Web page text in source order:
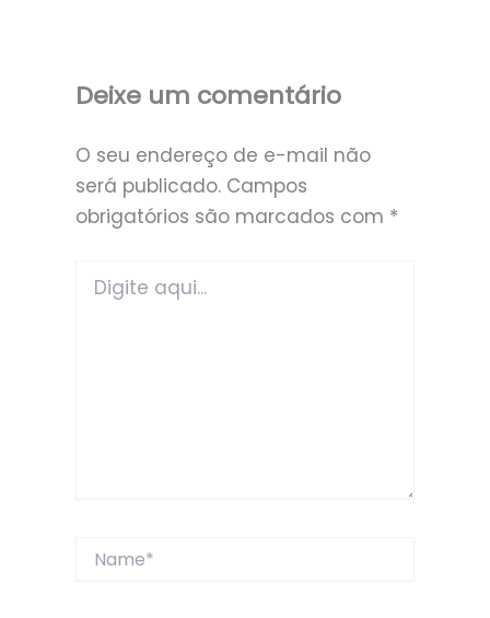
Deixe um comentário
O seu endereço de e-mail não
será publicado. Campos
obrigatórios são marcados com *
aqui...